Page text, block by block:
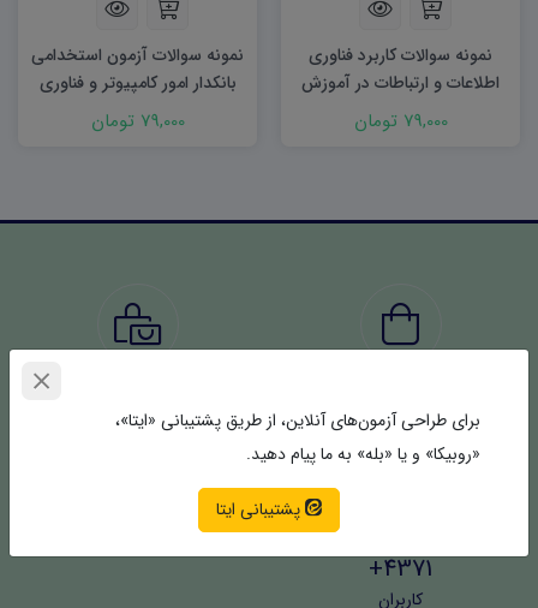
نمونه سوالات کاربرد فناوری
اطلاعات و ارتباطات در آموزش
79,000 تومان
نمونه سوالات آزمون استخدامی
بانکدار امور کامپیوتر و فناوری
اطلاعات79,000 تومان
محصولات سفارش‌ها تکمیل شده
4371+
کاربران
برای طراحی آزمون‌های آنلاین، از طریق پشتیبانی «ایتا»،
«روبیکا» و یا «بله» به ما پیام دهید.
پشتیبانی ایتا